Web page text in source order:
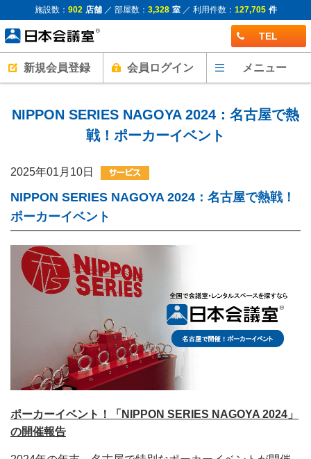
施設数： 902 店舗／ 部屋数： 3,328 室／ 利用件数： 127,705 件
TEL
新規会員登録 会員ログイン メニュー
NIPPON SERIES NAGOYA 2024：名古屋で熱
戦！ポーカーイベント
2025年01月10日
NIPPON SERIES NAGOYA 2024：名古屋で熱戦！
ポーカーイベント
ポーカーイベント！「NIPPON SERIES NAGOYA 2024」
の開催報告